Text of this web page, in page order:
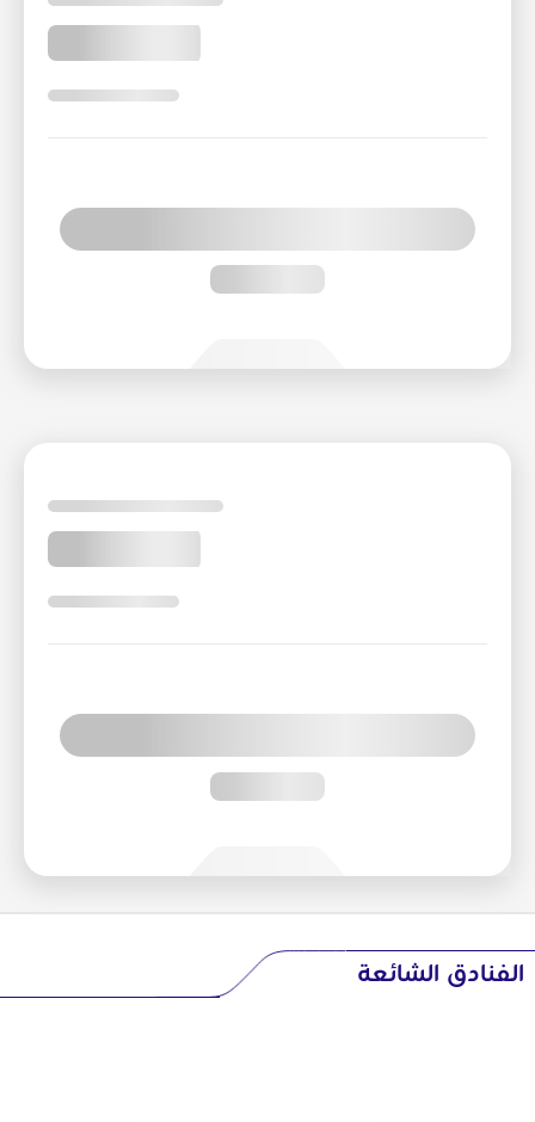
الفنادق الشائعة